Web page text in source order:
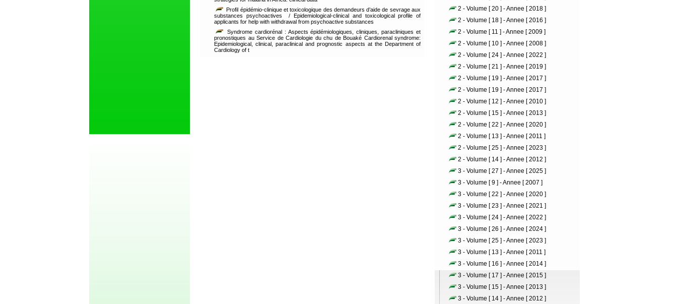
Profil épidémio-clinique et toxicologique des demandeurs d’aide de sevrage aux
substances psychoactives / Epidemiological-clinical and toxicological profile of
applicants for help with withdrawal from psychoactive substances
Syndrome cardiorénal : Aspects épidémiologiques, cliniques, paracliniques et
pronostiques au Service de Cardiologie du chu de Bouaké Cardiorenal syndrome:
Epidemiological, clinical, paraclinical and prognostic aspects at the Department of
Cardiology of t
2 - Volume [ 20 ] - Annee [ 2018 ]
2 - Volume [ 18 ] - Annee [ 2016 ]
2 - Volume [ 11 ] - Annee [ 2009 ]
2 - Volume [ 10 ] - Annee [ 2008 ]
2 - Volume [ 24 ] - Annee [ 2022 ]
2 - Volume [ 21 ] - Annee [ 2019 ]
2 - Volume [ 19 ] - Annee [ 2017 ]
2 - Volume [ 19 ] - Annee [ 2017 ]
2 - Volume [ 12 ] - Annee [ 2010 ]
2 - Volume [ 15 ] - Annee [ 2013 ]
2 - Volume [ 22 ] - Annee [ 2020 ]
2 - Volume [ 13 ] - Annee [ 2011 ]
2 - Volume [ 25 ] - Annee [ 2023 ]
2 - Volume [ 14 ] - Annee [ 2012 ]
3 - Volume [ 27 ] - Annee [ 2025 ]
3 - Volume [ 9 ] - Annee [ 2007 ]
3 - Volume [ 22 ] - Annee [ 2020 ]
3 - Volume [ 23 ] - Annee [ 2021 ]
3 - Volume [ 24 ] - Annee [ 2022 ]
3 - Volume [ 26 ] - Annee [ 2024 ]
3 - Volume [ 25 ] - Annee [ 2023 ]
3 - Volume [ 13 ] - Annee [ 2011 ]
3 - Volume [ 16 ] - Annee [ 2014 ]
3 - Volume [ 17 ] - Annee [ 2015 ]
3 - Volume [ 15 ] - Annee [ 2013 ]
3 - Volume [ 14 ] - Annee [ 2012 ]